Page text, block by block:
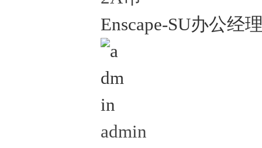
Enscape-SU办公经
admin